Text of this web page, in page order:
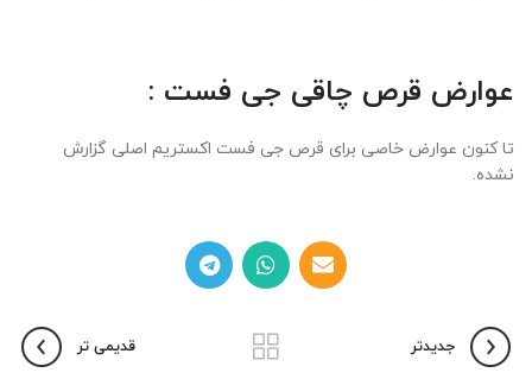
عوارض قرص چاقی جی فست :
تا کنون عوارض خاصی برای قرص جی فست اکستریم اصلی گزارش
نشده.
جدیدتر قدیمی تر